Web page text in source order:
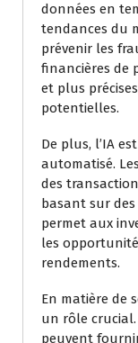
données en
tendances du
prévenir les
financières de
et plus
potentielles.
De plus, l’IA
automatisé.
des
basant sur des
permet aux
les
rendements.
En matière de
un rôle
peuvent